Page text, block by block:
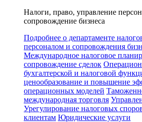
Налоги, право, управление
сопровождение бизнеса
Подробнее о департаменте
персоналом и сопровождения
Международное налоговое
сопровождение сделок
бухгалтерской и налоговой
ценообразование и повышение
операционных моделей
международная торговля
Урегулирование налоговых
клиентам Юридические услуги